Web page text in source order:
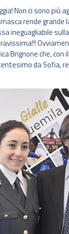
Non ci sono più
rende grande
ineguagliabile
Brignone che, con
da Sofia,